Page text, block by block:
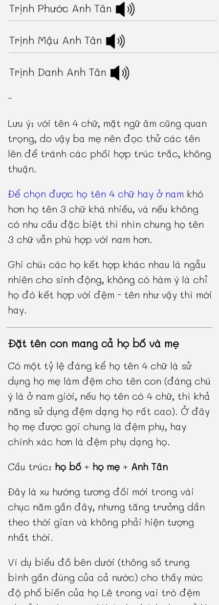
Trịnh Phước Anh Tân
Trịnh Mậu Anh Tân
Trịnh Danh Anh Tân
-
Lưu ý: với tên 4 chữ, mặt ngữ âm cũng quan
trọng, do vậy ba mẹ nên đọc thử các tên
lên để tránh các phối hợp trúc trắc, không
thuận.
Để chọn được họ tên 4 chữ hay ở nam khó
hơn họ tên 3 chữ khá nhiều, và nếu không
có nhu cầu đặc biệt thì nhìn chung họ tên
3 chữ vẫn phù hợp với nam hơn.
Ghi chú: các họ kết hợp khác nhau là ngẫu
nhiên cho sinh động, không có hàm ý là chỉ
họ đó kết hợp với đệm - tên như vậy thì mới
hay.
Đặt tên con mang cả họ bố và mẹ
Có một tỷ lệ đáng kể họ tên 4 chữ là sử
dụng họ mẹ làm đệm cho tên con (đáng chú
ý là ở nam giới, nếu họ tên có 4 chữ, thì khả
năng sử dụng đệm dạng họ rất cao). Ở đây
họ mẹ được gọi chung là đệm phụ, hay
chính xác hơn là đệm phụ dạng họ.
Cấu trúc: họ bố + họ mẹ + Anh Tân
Đây là xu hướng tương đối mới trong vài
chục năm gần đây, nhưng tăng trưởng dần
theo thời gian và không phải hiện tượng
nhất thời.
Ví dụ biểu đồ bên dưới (thông số trung
bình gần đúng của cả nước) cho thấy mức
độ phổ biến của họ Lê trong vai trò đệm